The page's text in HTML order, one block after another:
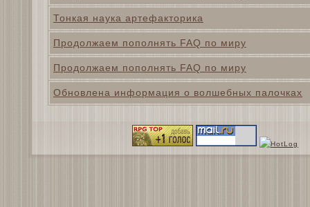
Тонкая наука артефакторика
Продолжаем пополнять FAQ по миру
Продолжаем пополнять FAQ по миру
Обновлена информация о волшебных палочках